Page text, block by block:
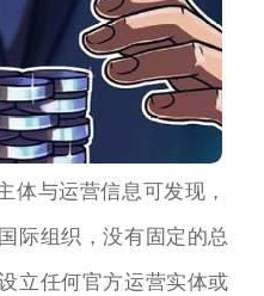
体与运营信息可发现，
际组织，没有固定的总
立任何官方运营实体或